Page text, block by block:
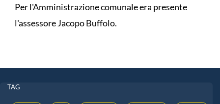
Per l'Amministrazione comunale era presente
l'assessore Jacopo Buffolo.
TAG